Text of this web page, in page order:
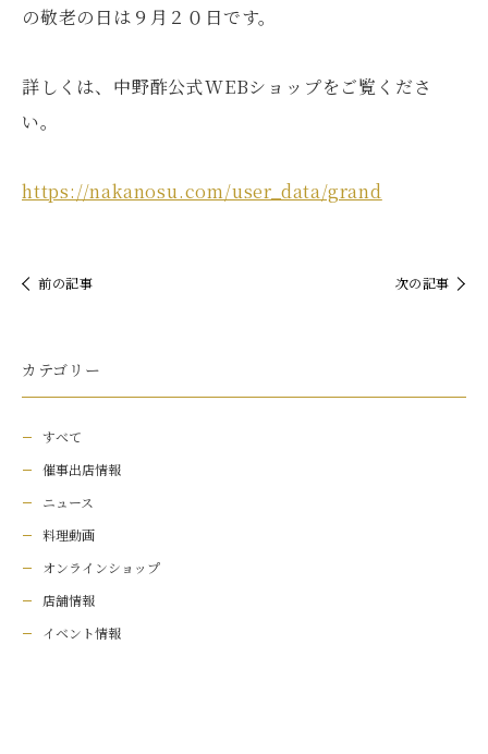
の敬老の日は９月２０日です。
詳しくは、中野酢公式WEBショップをご覧くださ
い。
https://nakanosu.com/user_data/grand
前の記事 次の記事
カテゴリー
すべて
催事出店情報
ニュース
料理動画
オンラインショップ
店舗情報
イベント情報